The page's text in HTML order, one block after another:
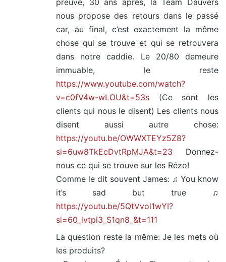
nous propose des retours dans le passé
car, au final, c’est exactement la même
chose qui se trouve et qui se retrouvera
dans notre caddie. Le 20/80 demeure
immuable, le reste
https://www.youtube.com/watch?
v=c0fV4w-wLOU&t=53s (Ce sont les
clients qui nous le disent) Les clients nous
disent aussi autre chose:
https://youtu.be/OWWXTEYz5Z8?
si=6uw8TkEcDvtRpMJA&t=23 Donnez-
nous ce qui se trouve sur les Rézo!
Comme le dit souvent James: ♫ You know
it’s sad but true ♫
https://youtu.be/5QtVvol1wYI?
si=60_ivtpi3_S1qn8_&t=111
La question reste la même: Je les mets où
les produits?